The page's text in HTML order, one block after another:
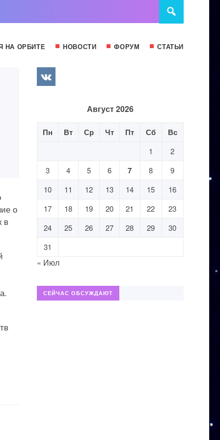
НА ОРБИТЕ НОВОСТИ ФОРУМ СТАТЬИ
о
в
Август 2026
Пн Вт Ср Чт Пт Сб Вс
1
2
3
4 5 6 7 8
9
10
11 12 13 14 15
16
17
18 19 20 21 22
23
24
25 26 27 28 29
30
31
« Июл
СЕЙЧАС ОБСУЖДАЮТ